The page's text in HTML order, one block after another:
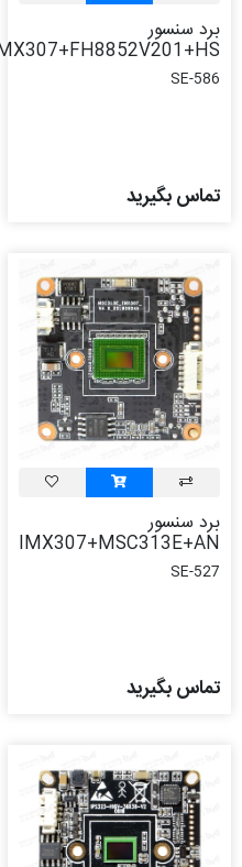
برد سنسور
IMX307+FH8852V201+HS
SE-586
تماس بگیرید
برد سنسور
IMX307+MSC313E+AN
SE-527
تماس بگیرید